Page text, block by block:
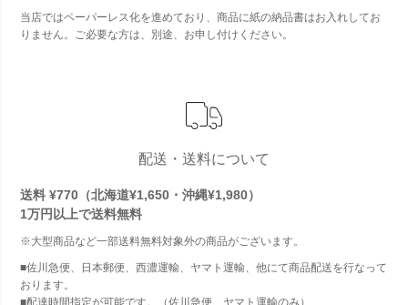
当店ではペーパーレス化を進めており、商品に紙の納品書はお入れしてお
りません。ご必要な方は、別途、お申し付けください。
配送・送料について
送料 ¥770（北海道¥1,650・沖縄¥1,980）
1万円以上で送料無料
※大型商品など一部送料無料対象外の商品がございます。
■佐川急便、日本郵便、西濃運輸、ヤマト運輸、他にて商品配送を行なって
おります。
■配達時間指定が可能です。（佐川急便、ヤマト運輸のみ）